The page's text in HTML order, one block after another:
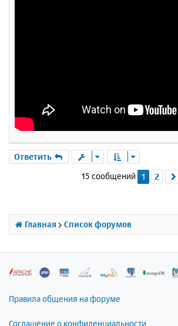
Ответить
15 сообщений 1 2
Главная Список форумов
Правила общения на форуме
Соглашение о конфиденциальности